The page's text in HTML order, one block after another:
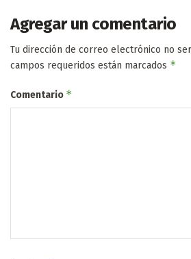
Agregar un comentario
Tu dirección de correo electrónico no
campos requeridos están marcados *
Comentario *